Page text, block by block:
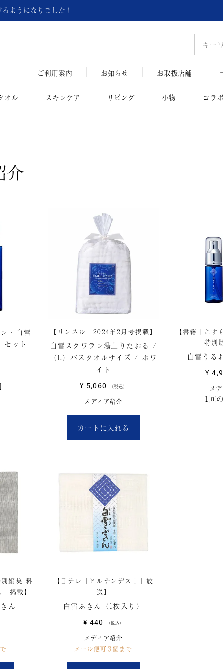
ようになりました！
ご利用案内 お知らせ お取扱店舗
オル スキンケア リビング 小物 コラ
介
・白雪
ット
【リンネル 2024年2月号掲載】
白雪スクワラン湯上りたおる /
（L）バスタオルサイズ / ホワ
イト
¥ 5,060 税込
メディア紹介
カートに入れる
【書籍「こ
特別
白雪うる
¥
メ
1回
別編集 料
掲載】
ん
【日テレ「ヒルナンデス！」放
送】
白雪ふきん（1枚入り）
¥ 440 税込
メディア紹介
メール便可３個まで